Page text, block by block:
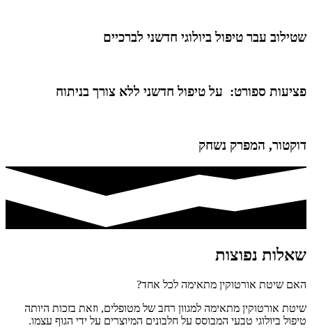
שטילוב עבר טיפול ביולוגי חדשני לברכיים
פציעות ספורט: על טיפול חדשני ללא צורך בניתוח
דוקטור, המפרק נשחק
שאלות נפוצות
האם שיטת אורטוקין מתאימה לכל אחד?​
שיטת אורטוקין מתאימה למגוון רחב של מטופלים, וזאת בזכות היותה
טיפול ביולוגי טבעי המבוסס על חלבונים המיוצרים על ידי הגוף עצמו.